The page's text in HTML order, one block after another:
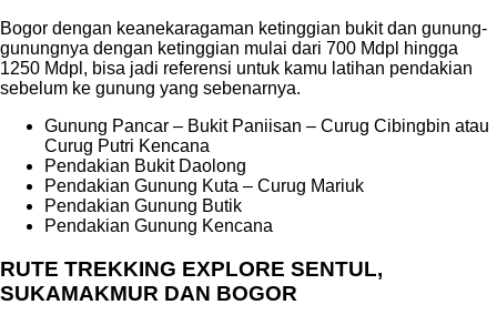
Bogor dengan keanekaragaman ketinggian bukit dan gunung-
gunungnya dengan ketinggian mulai dari 700 Mdpl hingga
1250 Mdpl, bisa jadi referensi untuk kamu latihan pendakian
sebelum ke gunung yang sebenarnya.
Gunung Pancar – Bukit Paniisan – Curug Cibingbin atau
Curug Putri Kencana
Pendakian Bukit Daolong
Pendakian Gunung Kuta – Curug Mariuk
Pendakian Gunung Butik
Pendakian Gunung Kencana
RUTE TREKKING EXPLORE SENTUL,
SUKAMAKMUR DAN BOGOR